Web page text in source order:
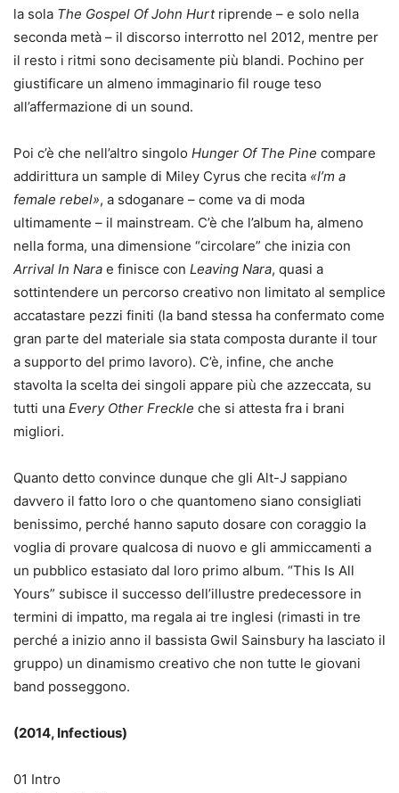
la sola The Gospel Of John Hurtriprende – e solo nella
seconda metà – il discorso interrotto nel 2012, mentre per
il resto i ritmi sono decisamente più blandi. Pochino per
giustificare un almeno immaginario fil rouge teso
all’affermazione di un sound.
Poi c’è che nell’altro singolo Hunger Of The Pine compare
addirittura un sample di Miley Cyrus che recita «I’m a
female rebel», a sdoganare – come va di moda
ultimamente – il mainstream. C’è che l’album ha, almeno
nella forma, una dimensione “circolare” che inizia con
Arrival In Nara e finisce con Leaving Nara, quasi a
sottintendere un percorso creativo non limitato al semplice
accatastare pezzi finiti (la band stessa ha confermato come
gran parte del materiale sia stata composta durante il tour
a supporto del primo lavoro). C’è, infine, che anche
stavolta la scelta dei singoli appare più che azzeccata, su
tutti una Every Other Freckle che si attesta fra i brani
migliori.
Quanto detto convince dunque che gli Alt-J sappiano
davvero il fatto loro o che quantomeno siano consigliati
benissimo, perché hanno saputo dosare con coraggio la
voglia di provare qualcosa di nuovo e gli ammiccamenti a
un pubblico estasiato dal loro primo album. “This Is All
Yours” subisce il successo dell’illustre predecessore in
termini di impatto, ma regala ai tre inglesi (rimasti in tre
perché a inizio anno il bassista Gwil Sainsbury ha lasciato il
gruppo) un dinamismo creativo che non tutte le giovani
band posseggono.
(2014, Infectious)
01 Intro